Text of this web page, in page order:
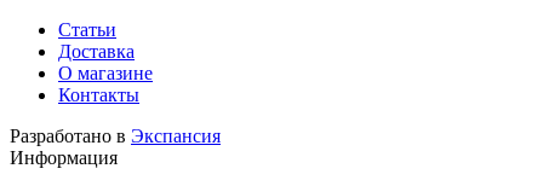
Статьи
Доставка
О магазине
Контакты
Разработано в Экспансия
Информация